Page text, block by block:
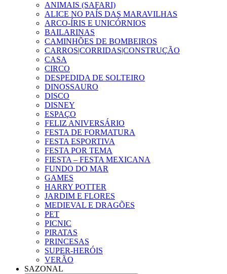
ANIMAIS (SAFARI)
ALICE NO PAÍS DAS MARAVILHAS
ARCO-ÍRIS E UNICÓRNIOS
BAILARINAS
CAMINHÕES DE BOMBEIROS
CARROS|CORRIDAS|CONSTRUÇÃO
CASA
CIRCO
DESPEDIDA DE SOLTEIRO
DINOSSAURO
DISCO
DISNEY
ESPAÇO
FELIZ ANIVERSÁRIO
FESTA DE FORMATURA
FESTA ESPORTIVA
FESTA POR TEMA
FIESTA – FESTA MEXICANA
FUNDO DO MAR
GAMES
HARRY POTTER
JARDIM E FLORES
MEDIEVAL E DRAGÕES
PET
PICNIC
PIRATAS
PRINCESAS
SUPER-HERÓIS
VERÃO
SAZONAL